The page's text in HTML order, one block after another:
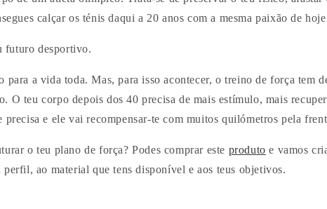
calçar os ténis daqui a 20 anos com a mesma paixão de
futuro desportivo.
para a vida toda. Mas, para isso acontecer, o treino de força tem
O teu corpo depois dos 40 precisa de mais estímulo, mais
e ele vai recompensar-te com muitos quilómetros pela
o teu plano de força? Podes comprar este produto e vamos
perfil, ao material que tens disponível e aos teus objetivos.